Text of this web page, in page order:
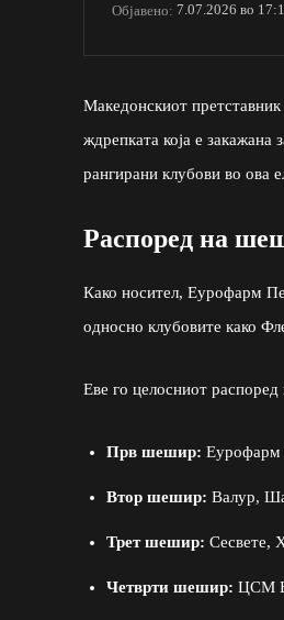
Објавено: 7.07.2026 во
Македонскиот
ждрепката која е закажана
рангирани клубови во ова
Распоред на
Како носител, Еурофарм
односно клубовите како
Еве го целосниот
Прв шешир: Еурофарм
Втор шешир: Валур,
Трет шешир: Сесвете,
Четврти шешир: ЦСМ